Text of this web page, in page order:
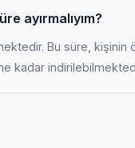
ayırmalıyım?
Bu süre, kişinin
kadar